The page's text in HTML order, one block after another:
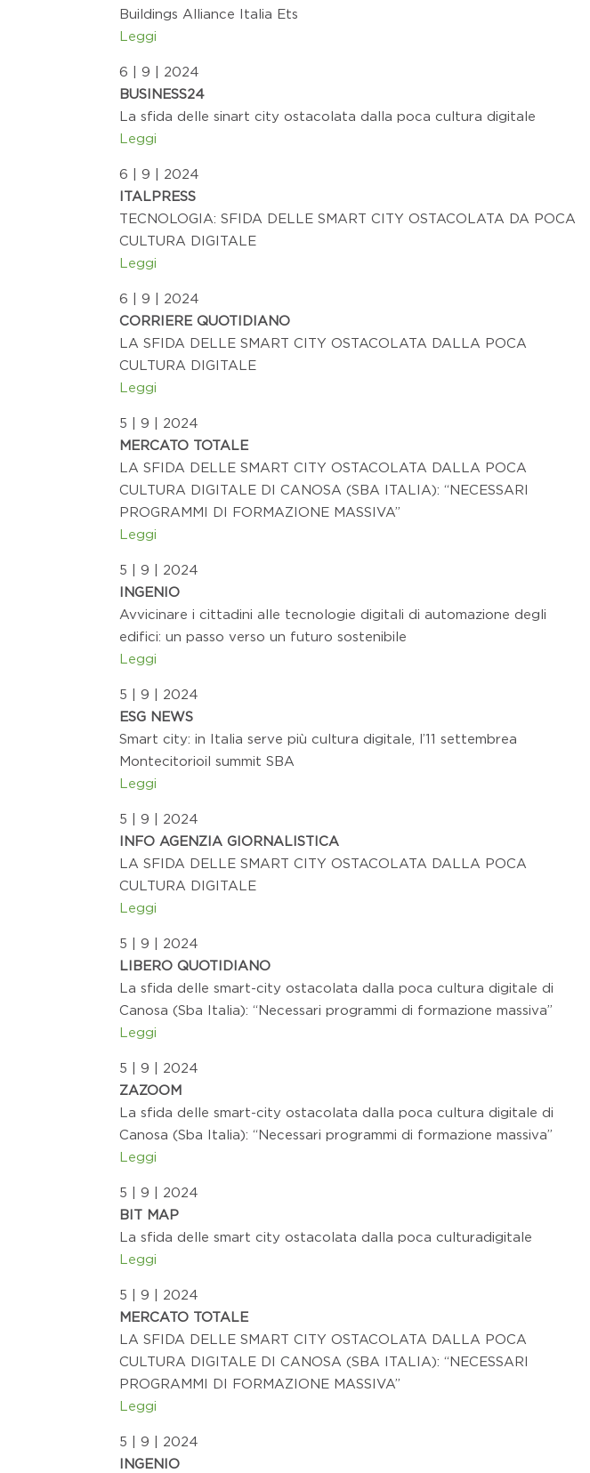
Buildings Alliance Italia Ets
Leggi
6 | 9 | 2024
BUSINESS24
La sfida delle sinart city ostacolata dalla poca cultura digitale
Leggi
6 | 9 | 2024
ITALPRESS
TECNOLOGIA: SFIDA DELLE SMART CITY OSTACOLATA DA POCA
CULTURA DIGITALE
Leggi
6 | 9 | 2024
CORRIERE QUOTIDIANO
LA SFIDA DELLE SMART CITY OSTACOLATA DALLA POCA
CULTURA DIGITALE
Leggi
5 | 9 | 2024
MERCATO TOTALE
LA SFIDA DELLE SMART CITY OSTACOLATA DALLA POCA
CULTURA DIGITALE DI CANOSA (SBA ITALIA): “NECESSARI
PROGRAMMI DI FORMAZIONE MASSIVA”
Leggi
5 | 9 | 2024
INGENIO
Avvicinare i cittadini alle tecnologie digitali di automazione degli
edifici: un passo verso un futuro sostenibile
Leggi
5 | 9 | 2024
ESG NEWS
Smart city: in Italia serve più cultura digitale, l’11 settembrea
Montecitorioil summit SBA
Leggi
5 | 9 | 2024
INFO AGENZIA GIORNALISTICA
LA SFIDA DELLE SMART CITY OSTACOLATA DALLA POCA
CULTURA DIGITALE
Leggi
5 | 9 | 2024
LIBERO QUOTIDIANO
La sfida delle smart-city ostacolata dalla poca cultura digitale di
Canosa (Sba Italia): “Necessari programmi di formazione massiva”
Leggi
5 | 9 | 2024
ZAZOOM
La sfida delle smart-city ostacolata dalla poca cultura digitale di
Canosa (Sba Italia): “Necessari programmi di formazione massiva”
Leggi
5 | 9 | 2024
BIT MAP
La sfida delle smart city ostacolata dalla poca culturadigitale
Leggi
5 | 9 | 2024
MERCATO TOTALE
LA SFIDA DELLE SMART CITY OSTACOLATA DALLA POCA
CULTURA DIGITALE DI CANOSA (SBA ITALIA): “NECESSARI
PROGRAMMI DI FORMAZIONE MASSIVA”
Leggi
5 | 9 | 2024
INGENIO